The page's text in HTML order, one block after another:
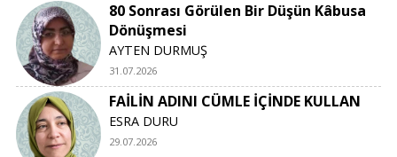
80 Sonrası Görülen Bir Düşün Kâbusa
Dönüşmesi
AYTEN DURMUŞ
31.07.2026
FAİLİN ADINI CÜMLE İÇİNDE KULLAN
ESRA DURU
29.07.2026